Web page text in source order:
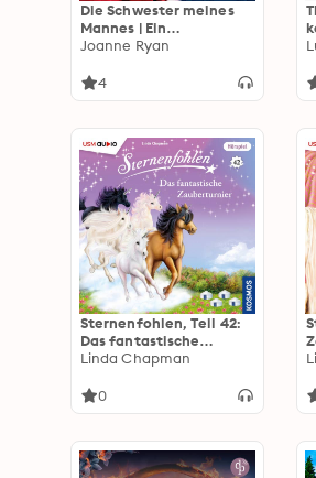
Die Schwester meines
Mannes | Ein
nervenaufreibendes
(Ungekürzt)
Joanne Ryan
4
Sternenfohlen, Teil 42:
Das fantastische
Zaubertunier
Linda Chapman
0